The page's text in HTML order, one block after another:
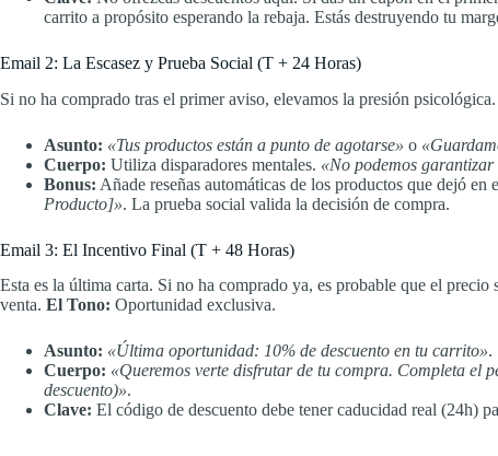
carrito a propósito esperando la rebaja. Estás destruyendo tu
Email 2: La Escasez y Prueba Social (T + 24 Horas)
Si no ha comprado tras el primer aviso, elevamos la presión psicológica.
Asunto: «Tus productos están a punto de agotarse» o
Cuerpo: Utiliza disparadores mentales. «No podemos
Bonus: Añade reseñas automáticas de los productos que dejó en
Producto]». La prueba social valida la decisión de compra.
Email 3: El Incentivo Final (T + 48 Horas)
Esta es la última carta. Si no ha comprado ya, es probable que el
venta. El Tono: Oportunidad exclusiva.
Asunto: «Última oportunidad: 10% de descuento en tu carrito».
Cuerpo: «Queremos verte disfrutar de tu compra. Completa el
descuento)».
Clave: El código de descuento debe tener caducidad real (24h)